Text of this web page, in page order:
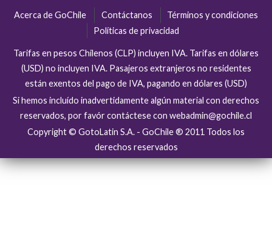
Acerca de GoChile Contáctanos
Términos y condiciones
Políticas de privacidad
Tarifas en pesos Chilenos (CLP) incluyen IVA. Tarifas en dólares
(USD) no incluyen IVA. Pasajeros extranjeros no residentes
están exentos del pago de IVA, pagando en dólares (USD)
Si hemos incluído inadvertidamente algún material con derechos
reservados, por favór contáctese con webadmin@gochile.cl
Copyright © GotoLatin S.A. - GoChile ® 2011 Todos los
derechos reservados